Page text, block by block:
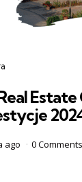
ago 0Comments